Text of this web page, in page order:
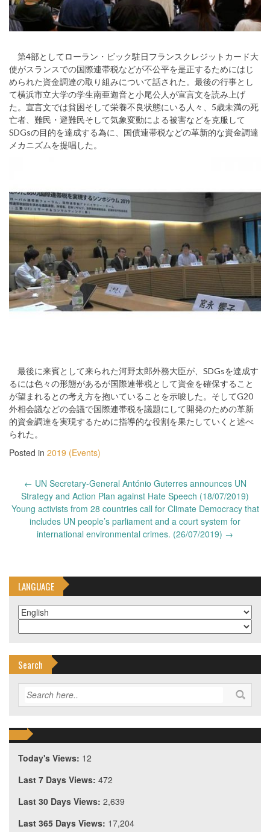
第4部としてローラン・ビック駐日フランスクレジットカード大
使がスランスでの国際連帯税などが不公平を是正するためにはじ
められた資金調達の取り組みについて話された。最後の行事とし
て横浜市立大学の学生南亜迦音と小尾公人が宣言文を読み上げ
た。宣言文では貧困そして栄養不良状態にいる人々、5歳未満の死
亡者、難民・避難民そして気象変動による被害などを克服して
SDGsの目的を達成する為に、国債連帯税などの革新的な資金調達
メカニズムを提唱した。
最後に来賓として来られた河野太郎外務大臣が、SDGsを達成す
るには色々の形態があるが国際連帯税として資金を確保すること
が望まれるとの考え方を抱いていることを示唆した。そしてG20
外相会議などの会議で国際連帯税を議題にして開発のための革新
的資金調達を実現するために指導的な役割を果たしていくと述べ
られた。
Posted in 2019 (Events)
Post
navigation
← UN Secretary-General António Guterres announces UN
Strategy and Action Plan against Hate Speech (18/07/2019)
Young activists from 28 countries call for Climate Democracy that
includes UN people’s parliament and a court system for
international environmental crimes. (26/07/2019) →
LANGUAGE
Search
Today's Views: 12
Last 7 Days Views: 472
Last 30 Days Views: 2,639
Last 365 Days Views: 17,204